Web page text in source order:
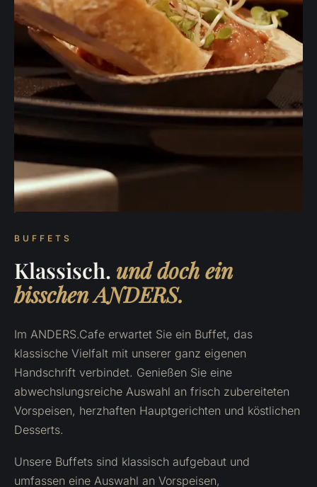
BUFFETS
Klassisch. und doch ein
bisschen ANDERS.
Im ANDERS.Cafe erwartet Sie ein Buffet, das
klassische Vielfalt mit unserer ganz eigenen
Handschrift verbindet. Genießen Sie eine
abwechslungsreiche Auswahl an frisch zubereiteten
Vorspeisen, herzhaften Hauptgerichten und köstlichen
Desserts.
Unsere Buffets sind klassisch aufgebaut und
umfassen eine Auswahl an Vorspeisen,